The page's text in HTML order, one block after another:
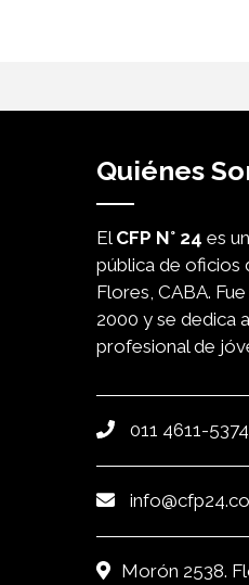
Quiénes
El CFP N° 24 es
pública de oficios
Flores, CABA.
2000 y se dedica
profesional de
011 4611-5374
Morón 2538.